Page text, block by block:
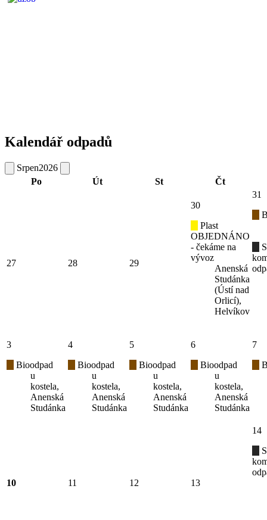
Kalendář odpadů
Srpen2026
Po
Út St Čt
27 28 29
30
Plast
OBJEDNÁNO
- čekáme na
vývoz
Anenská
Studánka
(Ústí nad
Orlicí),
Helvíkov
31
3
Bioodpad
u
kostela,
Anenská
Studánka
4
Bioodpad
u
kostela,
Anenská
Studánka
5
Bioodpad
u
kostela,
Anenská
Studánka
6
Bioodpad
u
kostela,
Anenská
Studánka
7
10 11 12 13
14